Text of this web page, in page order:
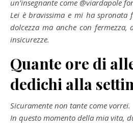
un’insegnante come @viardapole
Lei è bravissima e mi ha
dolcezza ma anche con
insicurezze.
Quante ore di
dedichi alla
Sicuramente non tante come vorrei.
In questo momento della mia vita,